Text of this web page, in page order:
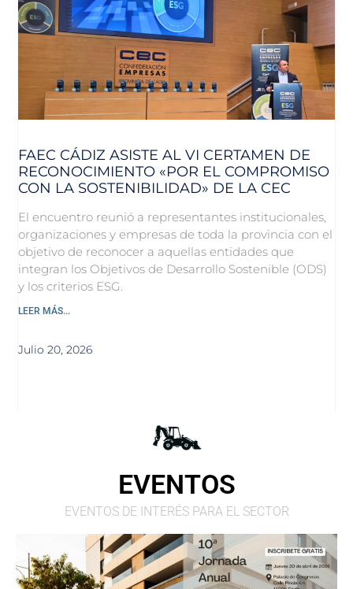
FAEC CÁDIZ ASISTE AL VI CERTAMEN DE
RECONOCIMIENTO «POR EL COMPROMISO
CON LA SOSTENIBILIDAD» DE LA CEC
El encuentro reunió a representantes institucionales,
organizaciones y empresas de toda la provincia con el
objetivo de reconocer a aquellas entidades que
integran los Objetivos de Desarrollo Sostenible (ODS)
y los criterios ESG.
LEER MÁS...
Julio 20, 2026
EVENTOS
EVENTOS DE INTERÉS PARA EL SECTOR